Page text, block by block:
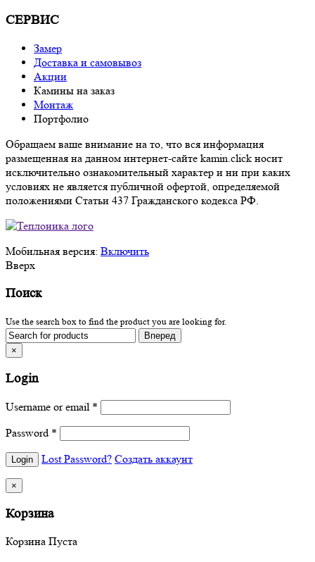
СЕРВИС
Замер
Доставка и самовывоз
Акции
Камины на заказ
Монтаж
Портфолио
Обращаем ваше внимание на то, что вся информация
размещенная на данном интернет-сайте kamin.click носит
исключительно ознакомительный характер и ни при каких
условиях не является публичной офертой, определяемой
положениями Статьи 437 Гражданского кодекса РФ.
Мобильная версия: Включить
Вверх
Поиск
Use the search box to find the product you are looking for.
×
Login
Username or email *
Password *
Lost Password? Создать аккаунт
×
Корзина
Корзина Пуста